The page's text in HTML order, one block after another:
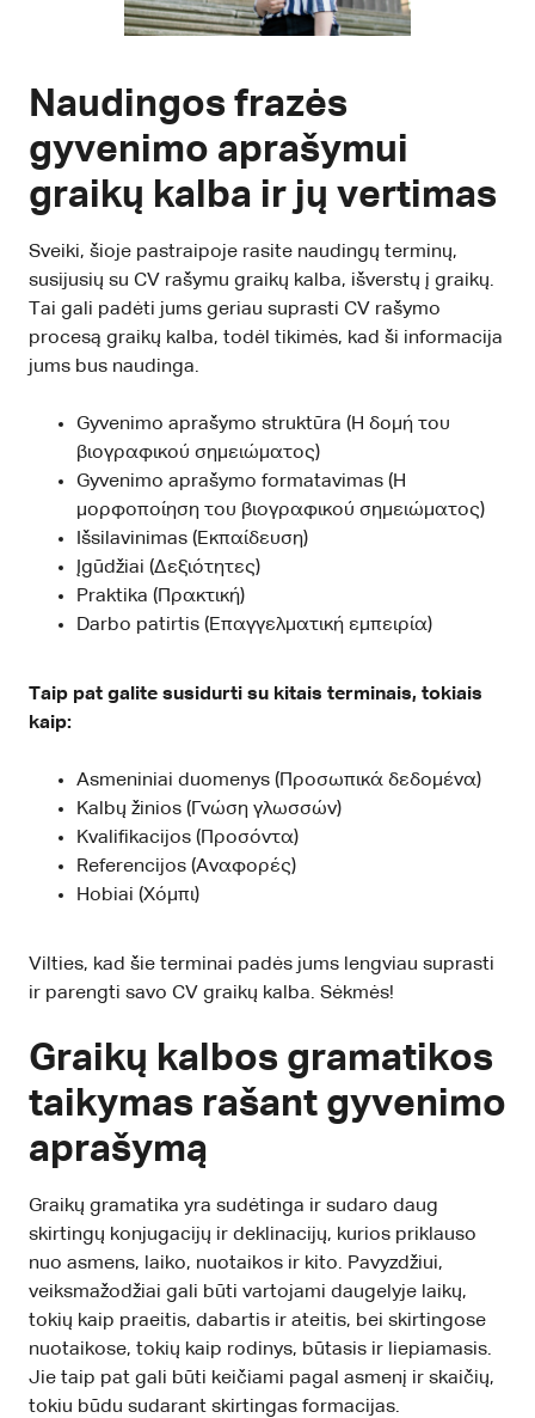
Naudingos frazės
gyvenimo aprašymui
graikų kalba ir jų vertimas
Sveiki, šioje pastraipoje rasite naudingų terminų,
susijusių su CV rašymu graikų kalba, išverstų į graikų.
Tai gali padėti jums geriau suprasti CV rašymo
procesą graikų kalba, todėl tikimės, kad ši informacija
jums bus naudinga.
Gyvenimo aprašymo struktūra (Η δομή του
βιογραφικού σημειώματος)
Gyvenimo aprašymo formatavimas (Η
μορφοποίηση του βιογραφικού σημειώματος)
Išsilavinimas (Εκπαίδευση)
Įgūdžiai (Δεξιότητες)
Praktika (Πρακτική)
Darbo patirtis (Επαγγελματική εμπειρία)
Taip pat galite susidurti su kitais terminais, tokiais
kaip:
Asmeniniai duomenys (Προσωπικά δεδομένα)
Kalbų žinios (Γνώση γλωσσών)
Kvalifikacijos (Προσόντα)
Referencijos (Αναφορές)
Hobiai (Χόμπι)
Vilties, kad šie terminai padės jums lengviau suprasti
ir parengti savo CV graikų kalba. Sėkmės!
Graikų kalbos gramatikos
taikymas rašant gyvenimo
aprašymą
Graikų gramatika yra sudėtinga ir sudaro daug
skirtingų konjugacijų ir deklinacijų, kurios priklauso
nuo asmens, laiko, nuotaikos ir kito. Pavyzdžiui,
veiksmažodžiai gali būti vartojami daugelyje laikų,
tokių kaip praeitis, dabartis ir ateitis, bei skirtingose
nuotaikose, tokių kaip rodinys, būtasis ir liepiamasis.
Jie taip pat gali būti keičiami pagal asmenį ir skaičių,
tokiu būdu sudarant skirtingas formacijas.